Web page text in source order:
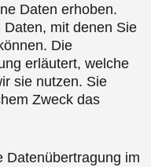
Daten erhoben.
mit denen Sie
Die
erläutert, welche
sie nutzen. Sie
Zweck das
Datenübertragung im